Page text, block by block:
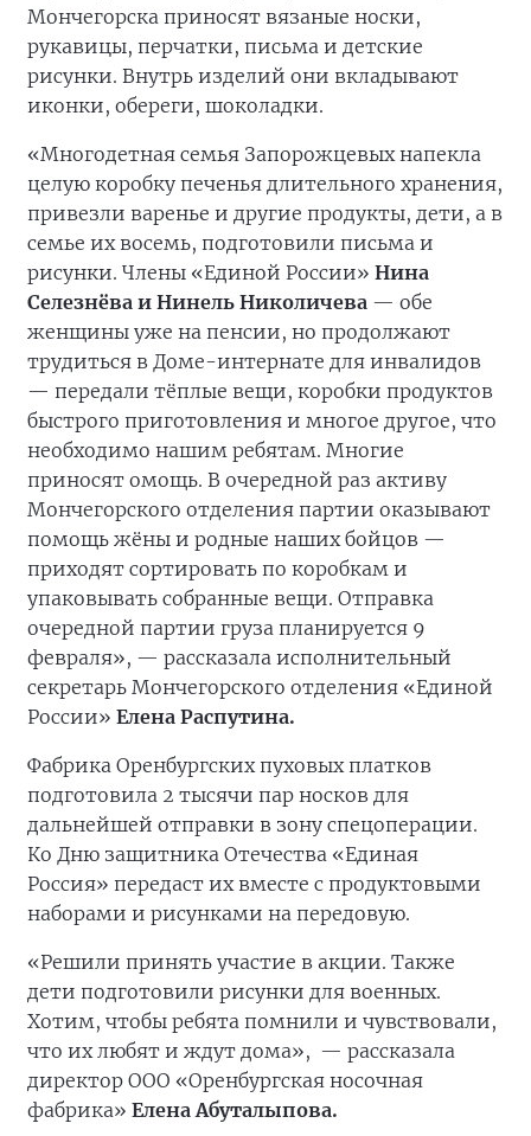
Мончегорска приносят вязаные носки,
рукавицы, перчатки, письма и детские
рисунки. Внутрь изделий они вкладывают
иконки, обереги, шоколадки.
«Многодетная семья Запорожцевых напекла
целую коробку печенья длительного хранения,
привезли варенье и другие продукты, дети, а в
семье их восемь, подготовили письма и
рисунки. Члены «Единой России» Нина
Селезнёва и Нинель Николичева — обе
женщины уже на пенсии, но продолжают
трудиться в Доме-интернате для инвалидов
— передали тёплые вещи, коробки продуктов
быстрого приготовления и многое другое, что
необходимо нашим ребятам. Многие
приносят омощь. В очередной раз активу
Мончегорского отделения партии оказывают
помощь жёны и родные наших бойцов —
приходят сортировать по коробкам и
упаковывать собранные вещи. Отправка
очередной партии груза планируется 9
февраля», — рассказала исполнительный
секретарь Мончегорского отделения «Единой
России» Елена Распутина.
Фабрика Оренбургских пуховых платков
подготовила 2 тысячи пар носков для
дальнейшей отправки в зону спецоперации.
Ко Дню защитника Отечества «Единая
Россия» передаст их вместе с продуктовыми
наборами и рисунками на передовую.
«Решили принять участие в акции. Также
дети подготовили рисунки для военных.
Хотим, чтобы ребята помнили и чувствовали,
что их любят и ждут дома», — рассказала
директор ООО «Оренбургская носочная
фабрика» Елена Абуталыпова.